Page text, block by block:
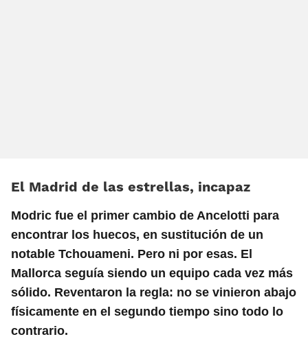
El Madrid de las estrellas, incapaz
Modric fue el primer cambio de Ancelotti para
encontrar los huecos, en sustitución de un
notable Tchouameni. Pero ni por esas. El
Mallorca seguía siendo un equipo cada vez más
sólido. Reventaron la regla: no se vinieron abajo
físicamente en el segundo tiempo sino todo lo
contrario.